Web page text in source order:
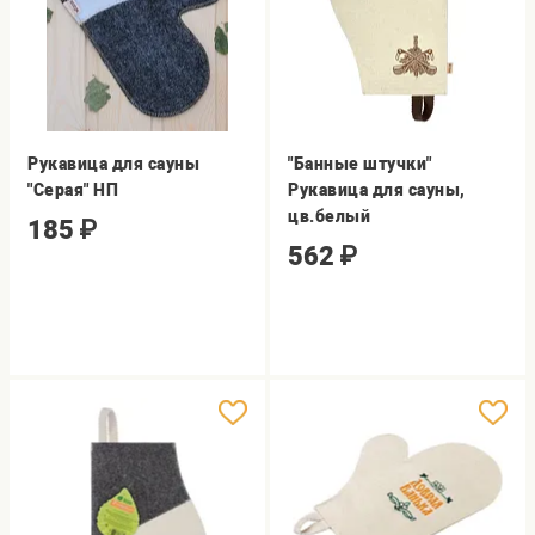
Рукавица для сауны
"Серая" НП
185 ₽
"Банные штучки"
Рукавица для сауны,
цв.белый
562 ₽